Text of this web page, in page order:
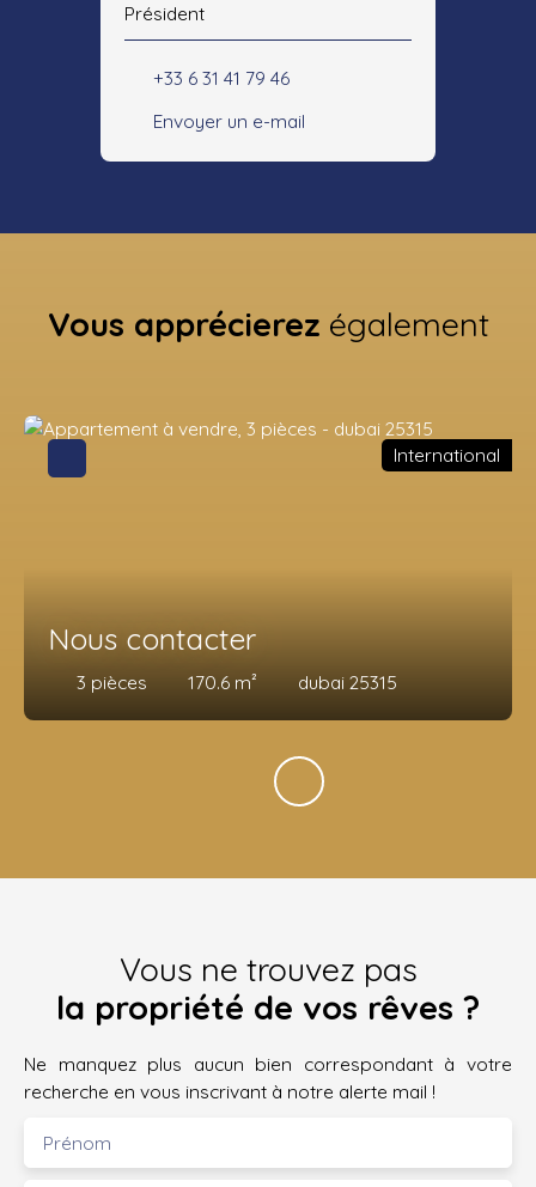
Président
+33 6 31 41 79 46
Envoyer un e-mail
Vous apprécierez également
Nous contacter
3 pièces 170.6 m² dubai 25315
International
Vous ne trouvez pas
la propriété de vos rêves ?
Ne manquez plus aucun bien correspondant à votre
recherche en vous inscrivant à notre alerte mail !
Prénom